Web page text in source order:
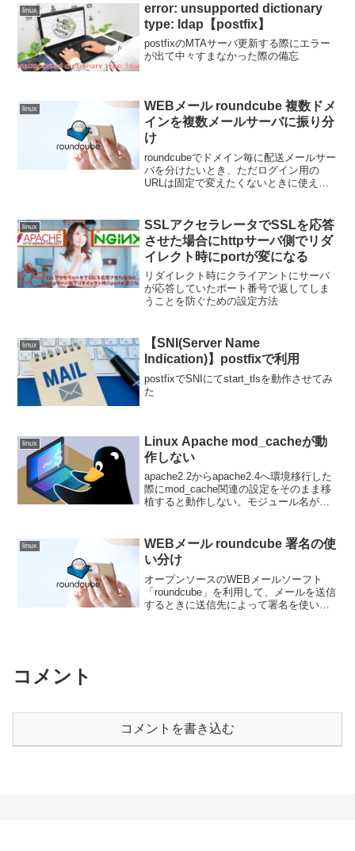
linux
error: unsupported dictionary
type: ldap【postfix】
postfixのMTAサーバ更新する際にエラー
が出て中々すまなかった際の備忘
linux
WEBメール roundcube 複数ドメ
インを複数メールサーバに振り分
け
roundcubeでドメイン毎に配送メールサー
バを分けたいとき、ただログイン用の
URLは固定で変えたくないときに使える
linux
SSLアクセラレータでSSLを応答
させた場合にhttpサーバ側でリダ
イレクト時にportが変になる
リダイレクト時にクライアントにサーバ
が応答していたポート番号で返してしま
うことを防ぐための設定方法
linux
【SNI(Server Name
Indication)】postfixで利用
postfixでSNIにてstart_tlsを動作させてみ
た
linux
Linux Apache mod_cacheが動
作しない
apache2.2からapache2.4へ環境移行した
際にmod_cache関連の設定をそのまま移
植すると動作しない。モジュール名が変
linux
WEBメール roundcube 署名の使
い分け
オープンソースのWEBメールソーフト
「roundcube」を利用して、メールを送信
するときに送信先によって署名を使い分
コメント
コメントを書き込む